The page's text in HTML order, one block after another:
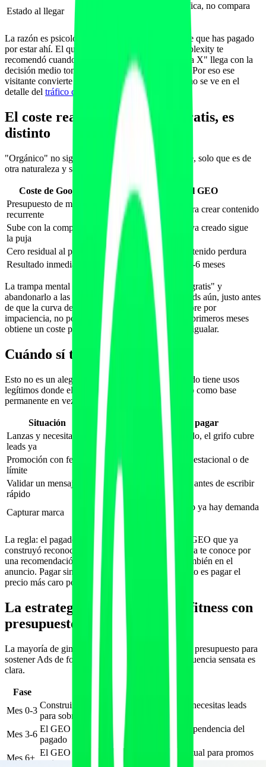
Estado al llegar
Llega "pre-vendido": verifica, no compara
La razón es psicológica. El que ve tu anuncio sabe que has pagado
por estar ahí. El que llega porque ChatGPT o Perplexity te
recomendó cuando preguntó "mejor gimnasio para X" llega con la
decisión medio tomada: el motor ya hizo de filtro. Por eso ese
visitante convierte como un lead casi cerrado, como se ve en el
detalle del tráfico de IA y su conversión
El coste real del GEO: no es gratis, es
distinto
"Orgánico" no significa gratis. El GEO tiene coste, solo que es de
otra naturaleza y se amortiza distinto.
Coste de Google Ads
Coste del GEO
Presupuesto de medios
recurrente
Tiempo y criterio para crear contenido
Sube con la competencia y
la puja
Se diluye: el activo ya creado sigue
rindiendo
Cero residual al parar
Residual alto: el contenido perdura
Resultado inmediato
Resultado diferido 3-6 meses
La trampa mental es ver el coste del GEO como "gratis" y
abandonarlo a las pocas semanas porque no da leads aún, justo antes
de que la curva despegue. El GEO falla casi siempre por
impaciencia, no por ineficacia. Quien aguanta los primeros meses
obtiene un coste por lead que el pagado no puede igualar.
Cuándo sí tiene sentido pagar
Esto no es un alegato contra Google Ads. El pagado tiene usos
legítimos donde el GEO no llega; el error es usarlo como base
permanente en vez de como herramienta puntual.
Situación
Por qué aquí sí pagar
Lanzas y necesitas
leads ya
El GEO aún no ha arrancado, el grifo cubre
el hueco
Promoción con fecha
límite
Una campaña de captación estacional o de
apertura
Validar un mensaje
rápido
Probar qué oferta convierte antes de escribir
el contenido
Capturar marca
Defender tu nombre cuando ya hay demanda
creada
La regla: el pagado funciona mejor
de un GEO que ya
construyó reconocimiento, no en su lugar. Quien ya te conoce por
una recomendación de IA convierte más barato también en el
anuncio. Pagar sin haber construido reconocimiento es pagar el
precio más caro por el lead más frío.
La estrategia para un negocio fitness con
presupuesto limitado
La mayoría de gimnasios y entrenadores no tienen presupuesto para
sostener Ads de forma indefinida. Para ellos la secuencia sensata es
clara.
Fase
Mes 0-3
Construir el activo GEO; pagado solo si necesitas leads
para sobrevivir
Mes 3-6
El GEO empieza a traer leads; reducir dependencia del
pagado
Mes 6+
El GEO es la base; el pagado se usa puntual para promos
o picos